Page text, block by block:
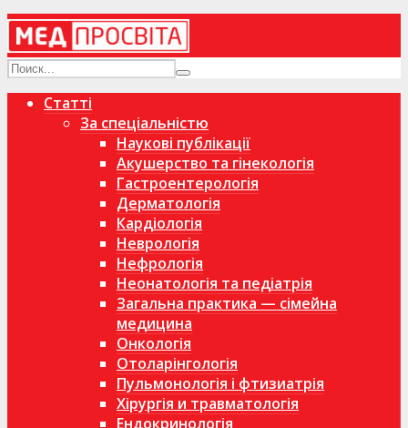
Статті
За спеціальністю
Наукові публікації
Акушерство та гінекологія
Гастроентерологія
Дерматологія
Кардіологія
Неврологія
Нефрологія
Неонатологія та педіатрія
Загальна практика — сімейна
медицина
Онкологія
Отоларінгологія
Пульмонологія і фтизиатрія
Хірургія и травматологія
Ендокринологія